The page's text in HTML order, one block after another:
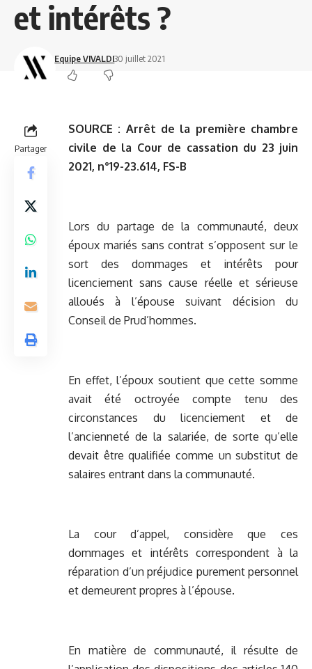
et intérêts ?
Equipe VIVALDI30 juillet 2021
Partager
SOURCE : Arrêt de la première chambre
civile de la Cour de cassation du 23 juin
2021, n°19-23.614, FS-B
Lors du partage de la communauté, deux
époux mariés sans contrat s’opposent sur le
sort des dommages et intérêts pour
licenciement sans cause réelle et sérieuse
alloués à l’épouse suivant décision du
Conseil de Prud’hommes.
En effet, l’époux soutient que cette somme
avait été octroyée compte tenu des
circonstances du licenciement et de
l’ancienneté de la salariée, de sorte qu’elle
devait être qualifiée comme un substitut de
salaires entrant dans la communauté.
La cour d’appel, considère que ces
dommages et intérêts correspondent à la
réparation d’un préjudice purement personnel
et demeurent propres à l’épouse.
En matière de communauté, il résulte de